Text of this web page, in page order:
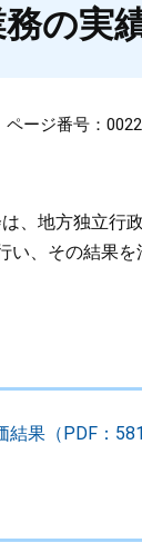
の実
ページ番号：
、地方独立行
、その結果
果（PDF：